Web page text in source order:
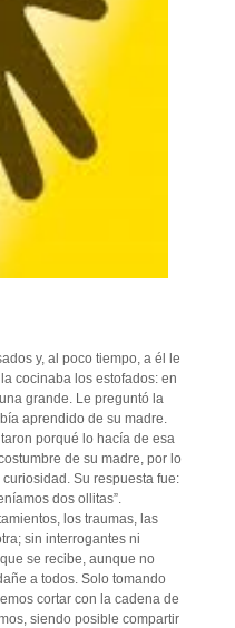
y, al poco tiempo, a él le
cocinaba los estofados: en
grande. Le preguntó la
aprendido de su madre.
porqué lo hacía de esa
de su madre, por lo
Su respuesta fue:
dos ollitas”.
los traumas, las
sin interrogantes ni
se recibe, aunque no
a todos. Solo tomando
cortar con la cadena de
siendo posible compartir